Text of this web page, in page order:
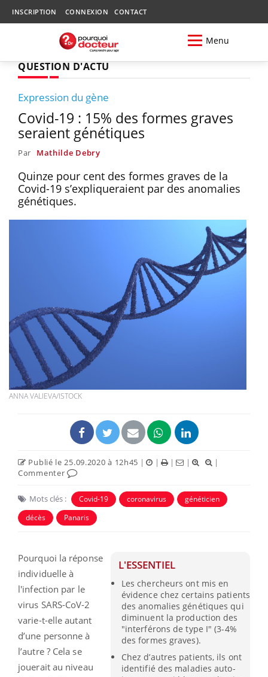
INSCRIPTION CONNEXION CONTACT
Menu
QUESTION D'ACTU
Expression du gène
Covid-19 : 15% des formes graves
seraient génétiques
Par Mathilde Debry
Quinze pour cent des formes graves de la
Covid-19 s’expliqueraient par des anomalies
génétiques.
ANNA VALIEVA/ISTOCK
Publié le 25.09.2020 à 12h45 | | | |
|
Commenter
Mots clés : Covid-19 coronavirus
généticien
décès
Panaris
L'ESSENTIEL
Les chercheurs ont mis en
évidence chez certains patients
des anomalies génétiques qui
diminuent la production des
"interférons de type I" (3-4%
des formes graves).
Chez d’autres patients, ils ont
identifié des maladies auto-
Pourquoi la réponse
individuelle à
l'infection par le
virus SARS-CoV-2
varie-t-elle autant
d’une personne à
l’autre ? Cela se
jouerait au niveau